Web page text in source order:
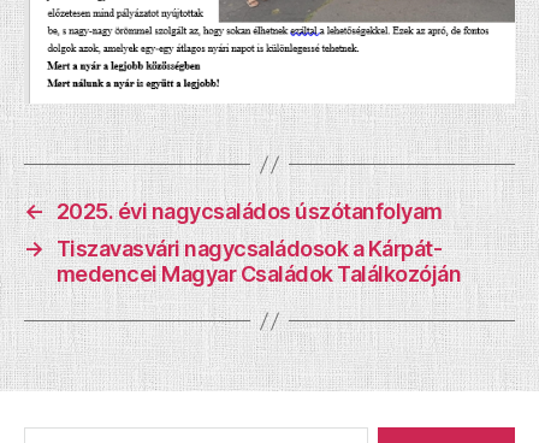
← 2025. évi nagycsaládos úszótanfolyam
→ Tiszavasvári nagycsaládosok a Kárpát-
medencei Magyar Családok Találkozóján